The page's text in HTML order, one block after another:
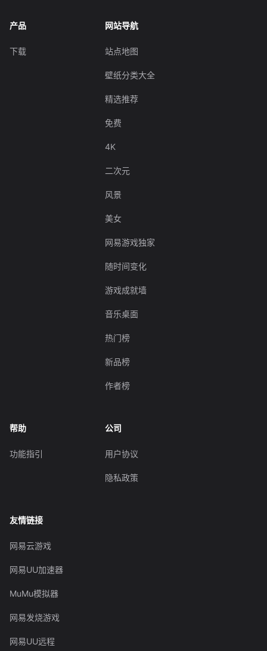
产品
下载
网站导航
站点地图
壁纸分类大全
精选推荐
免费
4K
二次元
风景
美女
网易游戏独家
随时间变化
游戏成就墙
音乐桌面
热门榜
新品榜
作者榜
帮助
功能指引
公司
用户协议
隐私政策
友情链接
网易云游戏
网易UU加速器
MuMu模拟器
网易发烧游戏
网易UU远程